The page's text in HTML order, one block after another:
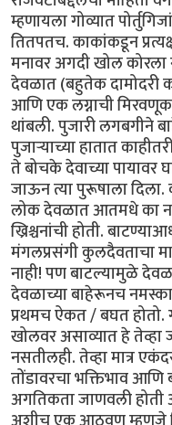
म्हणायला गोव्यात
तितपतच. काकांकडून
मनावर अगदी खोल
देवळात (बहुतेक दामोदरी
आणि एक लग्नाची
थांबली. पुजारी लगबगीने
पुजार्‍याच्या हातात
ते बोचके देवाच्या पायावर
जाऊन त्या पुरूषाला
लोक देवळात आतमधे का
ख्रिश्चनांची होती.
मंगलप्रसंगी कुलदैवताचा
नाही! पण बाटल्यामुळे
देवळाच्या बाहेरूनच
प्रथमच ऐकत / बघत होतो.
खोलवर असाव्यात हे
नसतीलही. तेव्हा मात्र
तोंडावरचा भक्तिभाव
अगतिकता जाणवली